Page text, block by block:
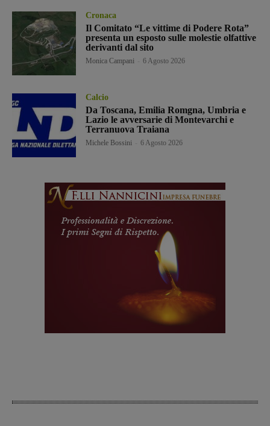
Cronaca
Il Comitato “Le vittime di Podere Rota”
presenta un esposto sulle molestie olfattive
derivanti dal sito
Monica Campani 6 Agosto 2026
Calcio
Da Toscana, Emilia Romgna, Umbria e
Lazio le avversarie di Montevarchi e
Terranuova Traiana
Michele Bossini 6 Agosto 2026